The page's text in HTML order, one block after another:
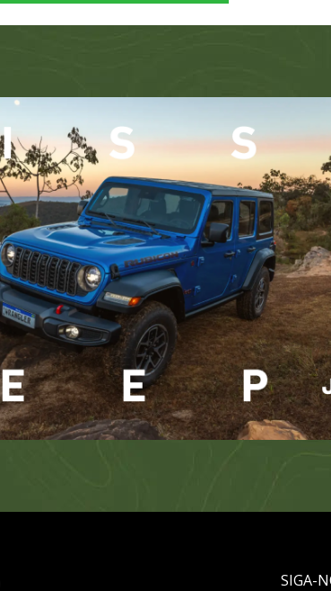
SIGA-